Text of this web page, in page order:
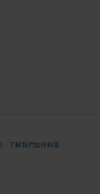
了解我們如何精選